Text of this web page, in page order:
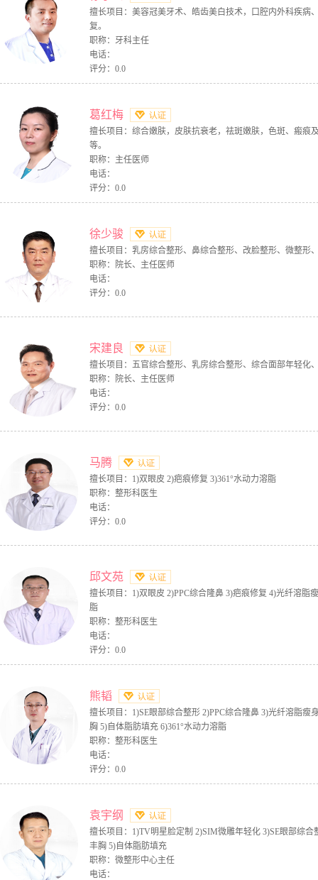
擅长项目：美容冠美牙术、皓齿美白技术，口腔内外科疾病
复。
职称：牙科主任
电话：
评分：0.0
葛红梅
擅长项目：综合嫩肤，皮肤抗衰老，祛斑嫩肤，色斑、瘢痕
等。
职称：主任医师
电话：
评分：0.0
徐少骏
擅长项目：乳房综合整形、鼻综合整形、改脸整形、微整形
职称：院长、主任医师
电话：
评分：0.0
宋建良
擅长项目：五官综合整形、乳房综合整形、综合面部年轻化
职称：院长、主任医师
电话：
评分：0.0
马腾
擅长项目：1)双眼皮 2)疤痕修复 3)361°水动力溶脂
职称：整形科医生
电话：
评分：0.0
邱文苑
擅长项目：1)双眼皮 2)PPC综合隆鼻 3)疤痕修复 4)光纤溶脂
脂
职称：整形科医生
电话：
评分：0.0
熊韬
擅长项目：1)SE眼部综合整形 2)PPC综合隆鼻 3)光纤溶脂瘦
胸 5)自体脂肪填充 6)361°水动力溶脂
职称：整形科医生
电话：
评分：0.0
袁宇纲
擅长项目：1)TV明星脸定制 2)SIM微雕年轻化 3)SE眼部综合
丰胸 5)自体脂肪填充
职称：微整形中心主任
电话：